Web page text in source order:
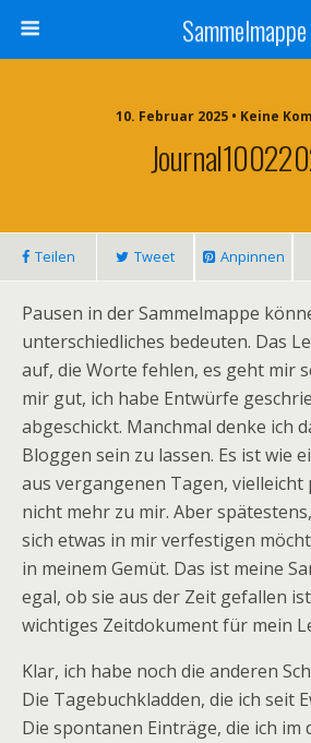
Sammelmappe
10. Februar 2025 • Keine
Teilen Tweet Anpinnen
Pausen in der Sammelmappe
unterschiedliches bedeuten. Das
auf, die Worte fehlen, es geht mir
mir gut, ich habe Entwürfe
abgeschickt. Manchmal denke ich
Bloggen sein zu lassen. Es ist wie
aus vergangenen Tagen, vielleicht
nicht mehr zu mir. Aber
sich etwas in mir verfestigen
in meinem Gemüt. Das ist meine
egal, ob sie aus der Zeit gefallen
wichtiges Zeitdokument für mein
Klar, ich habe noch die anderen
Die Tagebuchkladden, die ich seit
Die spontanen Einträge, die ich im